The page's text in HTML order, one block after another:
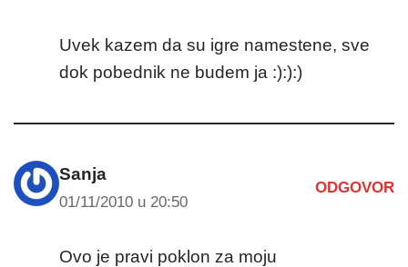
Uvek kazem da su igre namestene, sve
dok pobednik ne budem ja :):):)
Sanja
01/11/2010 u 20:50
ODGOVOR
Ovo je pravi poklon za moju